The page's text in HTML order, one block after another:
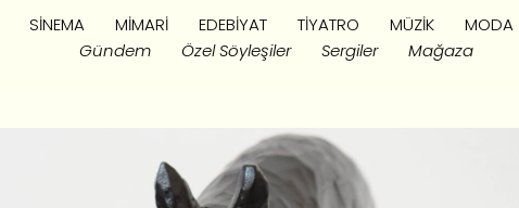
SINEMA MIMARI EDEBIYAT TIYATRO MÜZIK
MODA
Gündem
Özel Söyleşiler Sergiler Mağaza